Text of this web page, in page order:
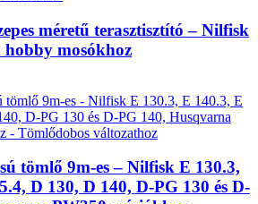
méretű terasztisztító – Nilfisk
hobby mosókhoz
tömlő 9m-es – Nilfisk E 130.3,
D 130, D 140, D-PG 130 és D-